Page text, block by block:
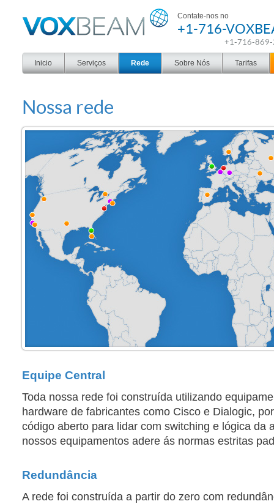
Contate-nos no
+1-716-
+1-716-
Inicio Serviços Rede Sobre Nós Tarifas
Nossa rede
Equipe Central
Toda nossa rede foi construída utilizando
hardware de fabricantes como Cisco e Dialogic,
código aberto para lidar com switching e lógica da
nossos equipamentos adere ás normas estritas
Redundância
A rede foi construída a partir do zero com